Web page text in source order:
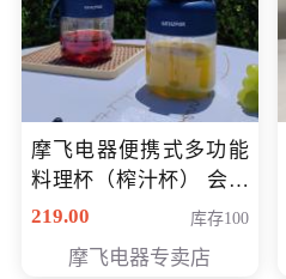
摩飞电器便携式多功能
料理杯（榨汁杯） 会员
专享价118元
219.00 库存100
摩飞电器专卖店